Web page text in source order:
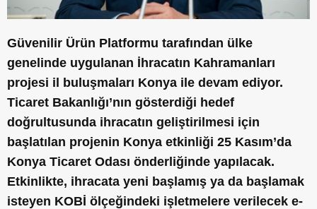
Güvenilir Ürün Platformu tarafından ülke
genelinde uygulanan İhracatın Kahramanları
projesi il buluşmaları Konya ile devam ediyor.
Ticaret Bakanlığı’nın gösterdiği hedef
doğrultusunda ihracatın geliştirilmesi için
başlatılan projenin Konya etkinliği 25 Kasım’da
Konya Ticaret Odası önderliğinde yapılacak.
Etkinlikte, ihracata yeni başlamış ya da başlamak
isteyen KOBİ ölçeğindeki işletmelere verilecek e-